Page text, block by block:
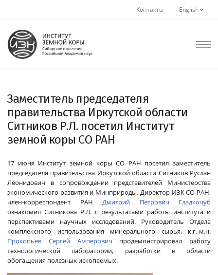
Контакты English
Заместитель председателя
правительства Иркутской области
Ситников Р.Л. посетил Институт
земной коры СО РАН
17 июня Институт земной коры СО РАН посетил заместитель
председателя правительства Иркутской области Ситников Руслан
Леонидович в сопровождении представителей Министерства
экономического развития и Минприроды. Директор ИЗК СО РАН,
член-корреспондент РАН Дмитрий Петрович Гладкочуб
ознакомил Ситникова Р.Л. с результатами работы института и
перспективами научных исследований. Руководитель Отдела
комплексного использования минерального сырья, к.г.-м.н.
Прокопьев Сергей Амперович продемонстрировал работу
технологической лаборатории, разработки в области
обогащения полезных ископаемых.